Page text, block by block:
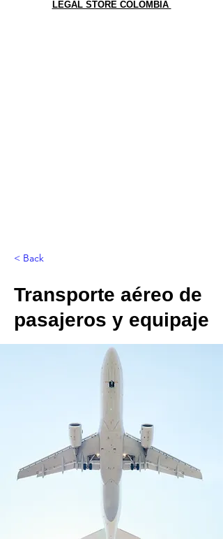
LEGAL STORE COLOMBIA
< Back
Transporte aéreo de
pasajeros y equipaje